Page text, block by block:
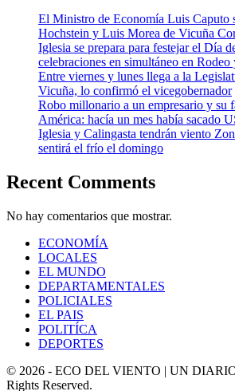
El Ministro de Economía Luis Caputo
Hochstein y Luis Morea de Vicuña
Iglesia se prepara para festejar el Día
celebraciones en simultáneo en
Entre viernes y lunes llega a la
Vicuña, lo confirmó el vicegobernador
Robo millonario a un empresario y su
América: hacía un mes había sacado
Iglesia y Calingasta tendrán viento
sentirá el frío el domingo
Recent Comments
No hay comentarios que mostrar.
ECONOMÍA
LOCALES
EL MUNDO
DEPARTAMENTALES
POLICIALES
EL PAIS
POLITÍCA
DEPORTES
© 2026 - ECO DEL VIENTO | UN
Rights Reserved.